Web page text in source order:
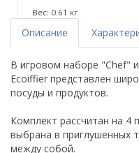
Вес: 0.61 кг
Описание
В игровом наборе "Chef"
Ecoiffier представлен
посуды и продуктов.
Комплект рассчитан на 4
выбрана в приглушенных
между собой.